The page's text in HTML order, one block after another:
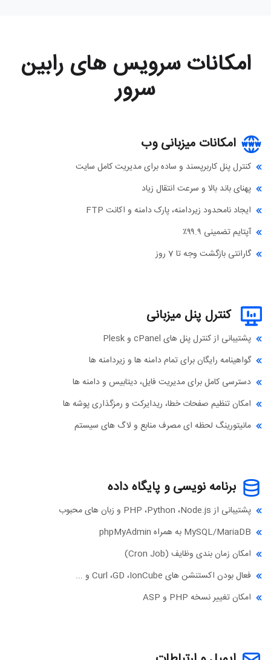
امکانات سرویس های رابین
سرور
امکانات میزبانی وب
کنترل پنل کاربرپسند و ساده برای مدیریت کامل سایت
پهنای باند بالا و سرعت انتقال زیاد
ایجاد نامحدود زیردامنه، پارک دامنه و اکانت FTP
آپتایم تضمینی ۹۹.۹٪
گارانتی بازگشت وجه تا 7 روز
کنترل پنل میزبانی
پشتیبانی از کنترل پنل های cPanel و Plesk
گواهینامه رایگان برای تمام دامنه ها و زیردامنه ها
دسترسی کامل برای مدیریت فایل، دیتابیس و دامنه ها
امکان تنظیم صفحات خطا، ریدایرکت و رمزگذاری پوشه ها
مانیتورینگ لحظه ای مصرف منابع و لاگ های سیستم
برنامه نویسی و پایگاه داده
پشتیبانی از PHP ،Python ،Node.js و زبان های محبوب
MySQL/MariaDB به همراه phpMyAdmin
امکان زمان بندی وظایف (Cron Job)
فعال بودن اکستنشن های Curl ،GD ،IonCube و ...
امکان تغییر نسخه PHP و ASP